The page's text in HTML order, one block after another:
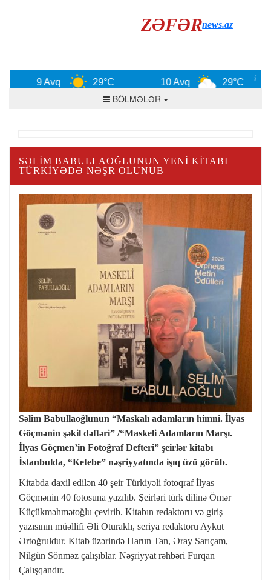
ZƏFƏRnews.az
9 Avq 29°C 10 Avq 29°C
BÖLMƏLƏR
SƏLIM BABULLAOĞLUNUN YENI KITABI
TÜRKIYƏDƏ NƏŞR OLUNUB
Səlim Babullaoğlunun “Maskalı adamların himni. İlyas
Göçmənin şəkil dəftəri” /“Maskeli Adamların Marşı.
İlyas Göçmen’in Fotoğraf Defteri” şeirlər kitabı
İstanbulda, “Ketebe” nəşriyyatında işıq üzü görüb.
Kitabda daxil edilən 40 şeir Türkiyəli fotoqraf İlyas
Göçmənin 40 fotosuna yazılıb. Şeirləri türk dilinə Ömər
Küçükməhmətoğlu çevirib. Kitabın redaktoru və giriş
yazısının müəllifi Əli Oturaklı, seriya redaktoru Aykut
Ərtoğruldur. Kitab üzərində Harun Tan, Əray Sarıçam,
Nilgün Sönməz çalışıblar. Nəşriyyat rəhbəri Furqan
Çalışqandır.